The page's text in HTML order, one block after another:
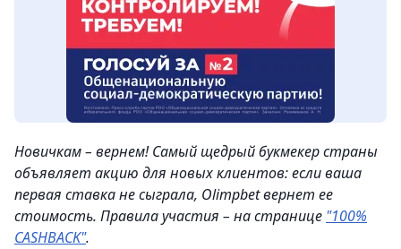
Новичкам – вернем! Самый щедрый букмекер страны
объявляет акцию для новых клиентов: если ваша
первая ставка не сыграла, Olimpbet вернет ее
стоимость. Правила участия – на странице "100%
CASHBACK".